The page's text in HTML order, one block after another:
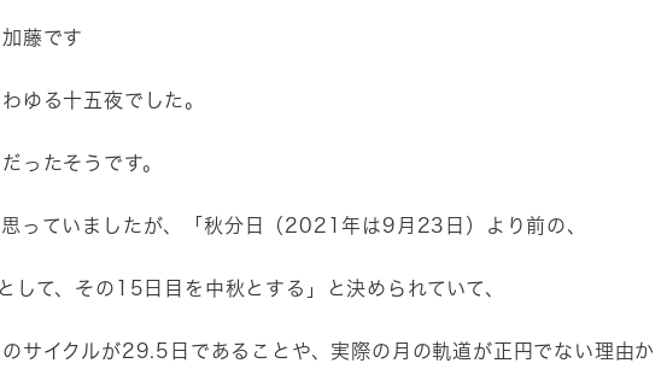
藤です
ゆる十五夜でした。
ったそうです。
っていましたが、「秋分日（2021年は9月23日）より前の、
して、その15日目を中秋とする」と決められていて、
サイクルが29.5日であることや、実際の月の軌道が正円でない理由か